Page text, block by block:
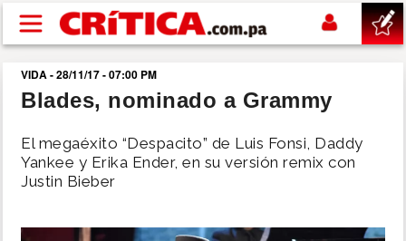
Pasar al contenido principal
buscar
NACIONAL
POLÍTICA
VIDA - 28/11/17 - 07:00 PM
Blades, nominado a Grammy
El megaéxito “Despacito” de Luis Fonsi, Daddy
Yankee y Erika Ender, en su versión remix con
Justin Bieber